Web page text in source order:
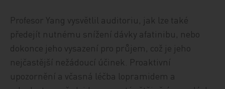
Profesor Yang vysvětlil auditoriu, jak lze také
předejít nutnému snížení dávky afatinibu, nebo
dokonce jeho vysazení pro průjem, což je jeho
nejčastější nežádoucí účinek. Proaktivní
upozornění a včasná léčba lopramidem a